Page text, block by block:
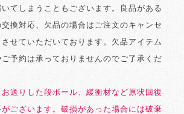
てしまうこともございます。良品がある
換対応、欠品の場合はご注文のキャンセ
せていただいております。欠品アイテム
予約は承っておりませんのでご了承くだ
送りした段ボール、緩衝材など原状回復
ございます。破損があった場合には破棄